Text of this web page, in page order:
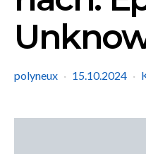
polyneux 15.10.2024